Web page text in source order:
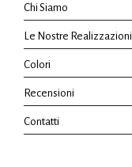
Chi Siamo
Le Nostre Realizzazioni
Colori
Recensioni
Contatti